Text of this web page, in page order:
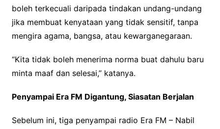
boleh terkecuali daripada tindakan undang-undang
jika membuat kenyataan yang tidak sensitif, tanpa
mengira agama, bangsa, atau kewarganegaraan.
“Kita tidak boleh menerima norma buat dahulu baru
minta maaf dan selesai,” katanya.
Penyampai Era FM Digantung, Siasatan Berjalan
Sebelum ini, tiga penyampai radio Era FM – Nabil